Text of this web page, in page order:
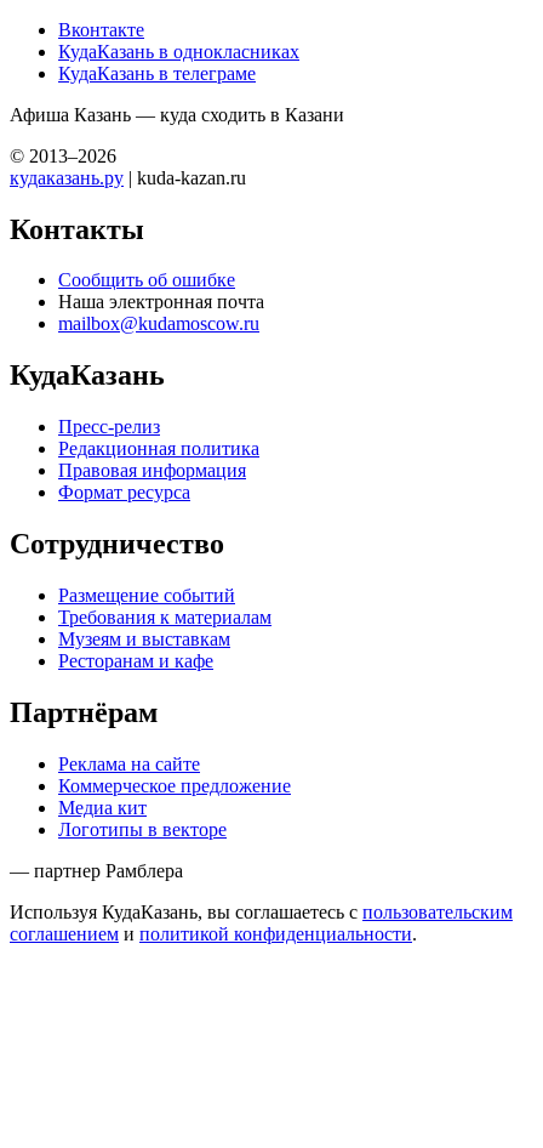
Вконтакте
КудаКазань в однокласниках
КудаКазань в телеграме
Афиша Казань — куда сходить в Казани
© 2013–2026
кудаказань.ру | kuda-kazan.ru
Контакты
Сообщить об ошибке
Наша электронная почта
mailbox@kudamoscow.ru
КудаКазань
Пресс-релиз
Редакционная политика
Правовая информация
Формат ресурса
Сотрудничество
Размещение событий
Требования к материалам
Музеям и выставкам
Ресторанам и кафе
Партнёрам
Реклама на сайте
Коммерческое предложение
Медиа кит
Логотипы в векторе
— партнер Рамблера
Используя КудаКазань, вы соглашаетесь с пользовательским
соглашением и политикой конфиденциальности.